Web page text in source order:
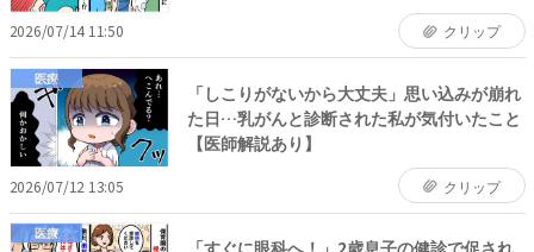
2026/07/14 11:50 クリップ
医療
「しこりがないから大丈夫」思い込みが崩れ
た日…乳がんと診断された私が気付いたこと
【医師解説あり】
2026/07/12 13:05 クリップ
医療